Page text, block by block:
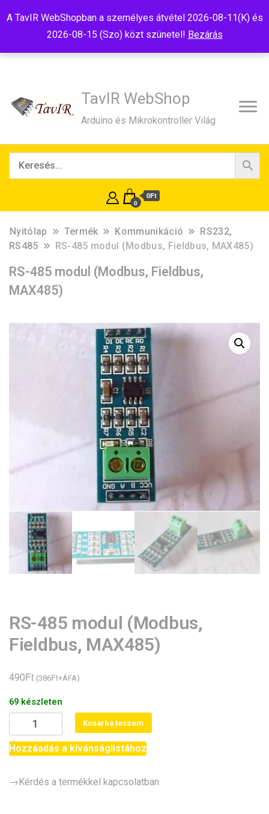
A TavIR WebShopban a személyes átvétel 2026-08-11(K) és
2026-08-15 (Szo) közt szünetel! Bezárás
TavIR WebShop
Arduino és Mikrokontroller Világ
0
0Ft
Nyitólap Termék Kommunikáció
RS232,
RS485
RS-485 modul (Modbus, Fieldbus, MAX485)
RS-485 modul (Modbus, Fieldbus,
MAX485)
RS-485 modul (Modbus,
Fieldbus, MAX485)
490Ft (386Ft+ÁFA)
69 készleten
485
modul
Fieldbus,
Kosárba teszem
Hozzáadás a kívánságlistához
→Kérdés a termékkel kapcsolatban